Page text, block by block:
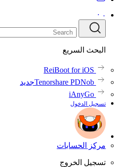
البحث السريع
ReiBoot for iOS
Tenorshare PDNobجديد
iAnyGo
تسجيل الدخول
مركز الحسابات
تسجيل الخروج